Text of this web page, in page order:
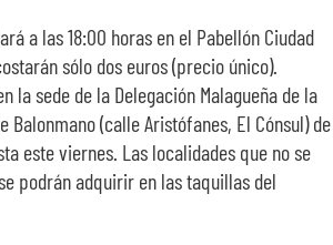
a las 18:00 horas en el Pabellón Ciudad
sólo dos euros (precio único).
la sede de la Delegación Malagueña de la
Balonmano (calle Aristófanes, El Cónsul) de
este viernes. Las localidades que no se
podrán adquirir en las taquillas del